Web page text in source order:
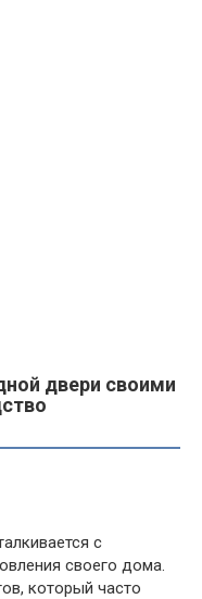
двери своими
с
своего дома.
который часто